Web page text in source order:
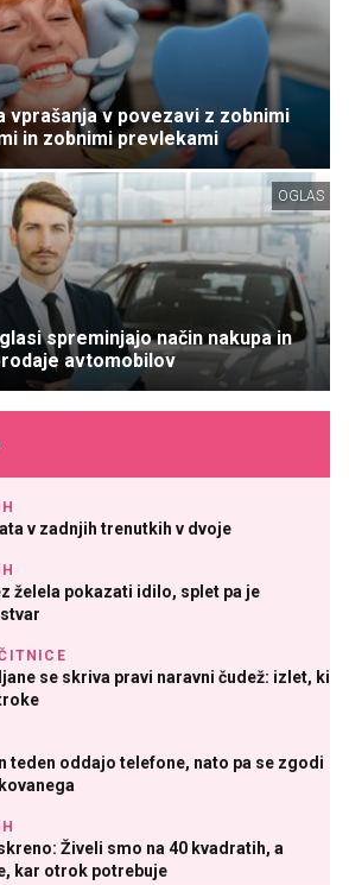
vprašanja v povezavi z zobnimi
in zobnimi prevlekami
OGLAS
spreminjajo način nakupa in
avtomobilov
v zadnjih trenutkih v dvoje
želela pokazati idilo, splet pa je
se skriva pravi naravni čudež: izlet, ki
teden oddajo telefone, nato pa se zgodi
Živeli smo na 40 kvadratih, a
kar otrok potrebuje